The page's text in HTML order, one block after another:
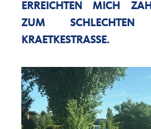
ERREICHTEN MICH
ZUM
KRAETKESTRASSE.